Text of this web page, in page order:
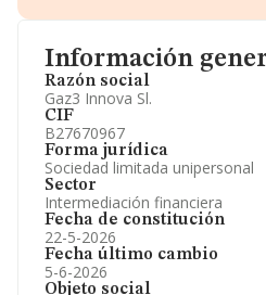
Información
Razón social
Gaz3 Innova Sl.
CIF
B27670967
Forma jurídica
Sociedad limitada unipersonal
Sector
Intermediación financiera
Fecha de constitución
22-5-2026
Fecha último cambio
5-6-2026
Objeto social
Información oficial y